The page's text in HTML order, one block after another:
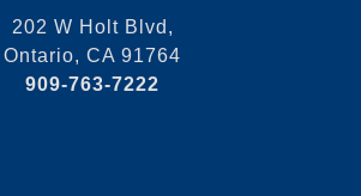
202 W Holt Blvd,
Ontario, CA 91764
909-763-7222